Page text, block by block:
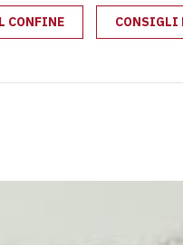
CONFINE CONSIGLI